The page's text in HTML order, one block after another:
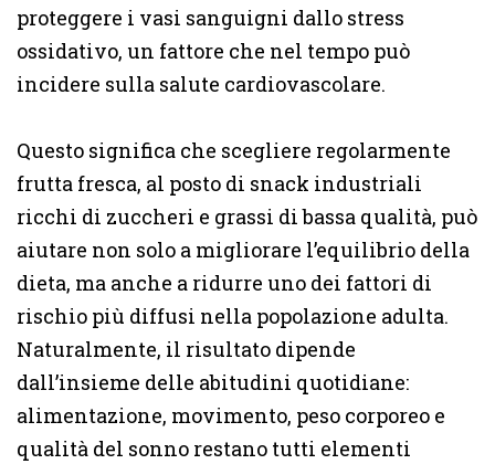
proteggere i vasi sanguigni dallo stress
ossidativo, un fattore che nel tempo può
incidere sulla salute cardiovascolare.
Questo significa che scegliere regolarmente
frutta fresca, al posto di snack industriali
ricchi di zuccheri e grassi di bassa qualità, può
aiutare non solo a migliorare l’equilibrio della
dieta, ma anche a ridurre uno dei fattori di
rischio più diffusi nella popolazione adulta.
Naturalmente, il risultato dipende
dall’insieme delle abitudini quotidiane:
alimentazione, movimento, peso corporeo e
qualità del sonno restano tutti elementi